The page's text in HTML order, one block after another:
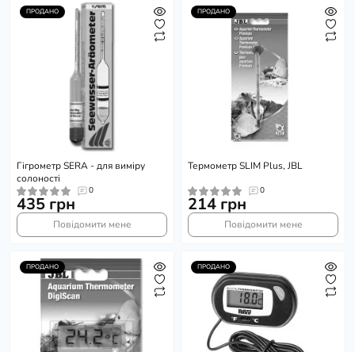
ПРОДАНО
Гігрометр SERA - для виміру
солоності
0
435 грн
Повідомити мене
ПРОДАНО
Термометр SLIM Plus, JBL
0
214 грн
Повідомити мене
ПРОДАНО ПРОДАНО